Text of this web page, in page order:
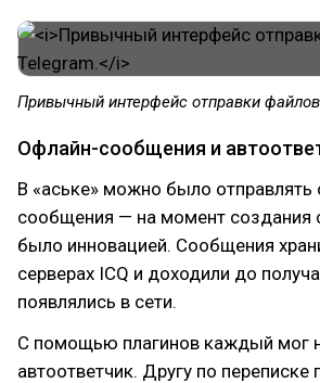
Привычный интерфейс отправки файлов
Офлайн-сообщения и
В «аське» можно было отправлять
сообщения — на момент создания
было инновацией. Сообщения
серверах ICQ и доходили до
появлялись в сети.
С помощью плагинов каждый мог
автоответчик. Другу по переписке